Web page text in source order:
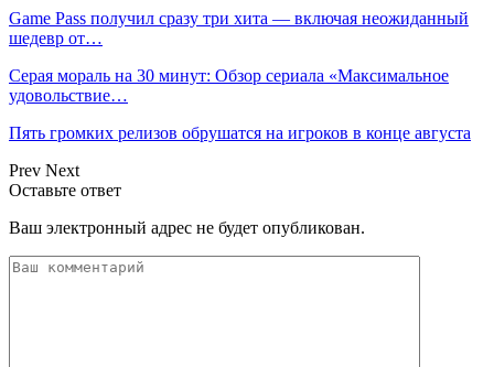
Game Pass получил сразу три хита — включая неожиданный
шедевр от…
Серая мораль на 30 минут: Обзор сериала «Максимальное
удовольствие…
Пять громких релизов обрушатся на игроков в конце августа
Prev Next
Оставьте ответ
Ваш электронный адрес не будет опубликован.